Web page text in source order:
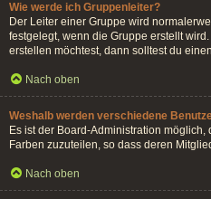
Wie werde ich Gruppenleiter?
Der Leiter einer Gruppe wird
festgelegt, wenn die Gruppe erstellt
erstellen möchtest, dann solltest du
Nach oben
Weshalb werden verschiedene
Es ist der Board-Administration
Farben zuzuteilen, so dass deren
Nach oben